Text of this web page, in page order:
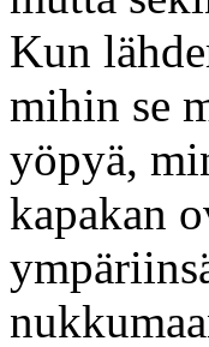
Kun
mihin se
yöpyä,
kapakan